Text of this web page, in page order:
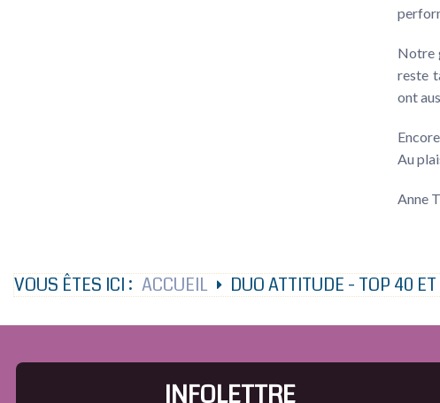
Notre
reste
ont
Au
Anne
VOUS ÊTES ICI : ACCUEIL DUO ATTITUDE - TOP 40
INFOLETTRE